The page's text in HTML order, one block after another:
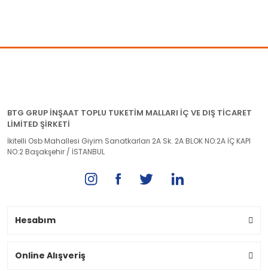
BTG GRUP İNŞAAT TOPLU TUKETİM MALLARI İÇ VE DIŞ TİCARET
LİMİTED ŞİRKETİ
İkitelli Osb Mahallesi Giyim Sanatkarları 2A Sk. 2A BLOK NO:2A İÇ KAPI
NO:2 Başakşehir / İSTANBUL
Hesabım
Online Alışveriş